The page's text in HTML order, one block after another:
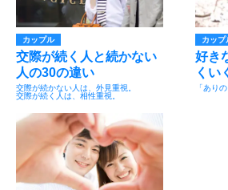
カップル
交際が続く人と続かない
人の30の違い
交際が続かない人は、外見重視。
交際が続く人は、相性重視。
カップ
好き
くい
「あり